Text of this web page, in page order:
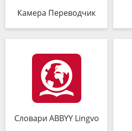
Камера Переводчик
Словари ABBYY Lingvo